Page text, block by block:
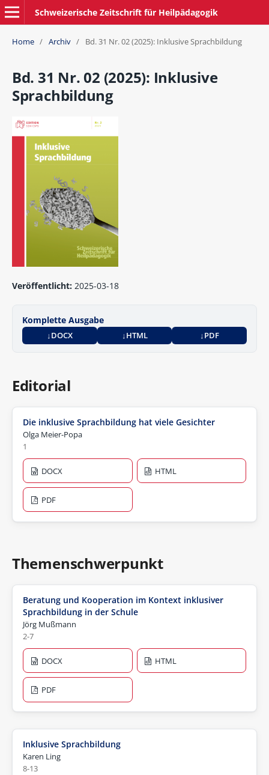
Schweizerische Zeitschrift für Heilpädagogik
Home / Archiv / Bd. 31 Nr. 02 (2025): Inklusive Sprachbildung
Bd. 31 Nr. 02 (2025): Inklusive
Sprachbildung
Veröffentlicht: 2025-03-18
Komplette Ausgabe
DOCX HTML PDF
Editorial
Die inklusive Sprachbildung hat viele Gesichter
Olga Meier-Popa
1
DOCX HTML
PDF
Themenschwerpunkt
Beratung und Kooperation im Kontext inklusiver
Sprachbildung in der Schule
Jörg Mußmann
2-7
DOCX HTML
PDF
Inklusive Sprachbildung
Karen Ling
8-13